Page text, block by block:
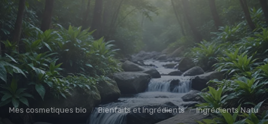
Mes cosmetiques bio Bienfaits et Ingrédients Ingrédients